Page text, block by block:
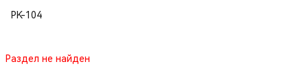
PK-104
Раздел не найден